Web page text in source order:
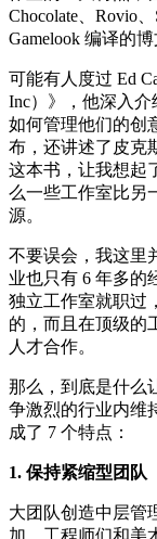
Chocolate、Rovio
Gamelook 编译的博
可能有人度过 Ed
Inc）》，他深入
如何管理他们的创
布，还讲述了皮克
这本书，让我想起
么一些工作室比另
源。
不要误会，我这里
业也只有 6 年多的
独立工作室就职过
的，而且在顶级的
人才合作。
那么，到底是什么
争激烈的行业内维
成了 7 个特点：
1. 保持紧缩型团队
大团队创造中层管
加，工程师们和美